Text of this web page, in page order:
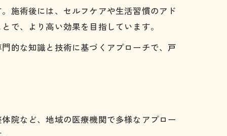
施術後には、セルフケアや生活習慣のアド
で、より高い効果を目指しています。
的な知識と技術に基づくアプローチで、戸
院など、地域の医療機関で多様なアプロー